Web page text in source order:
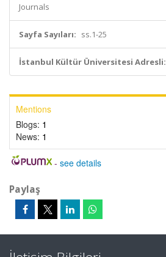
Journals
Sayfa Sayıları: ss.1-25
İstanbul Kültür Üniversitesi Adresli:
Mentions
Blogs: 1
News: 1
- see details
Paylaş